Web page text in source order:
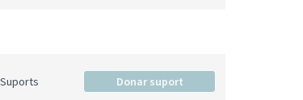
Suports Donar suport